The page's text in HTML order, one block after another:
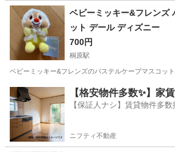
長野 長野市 桐原駅 おもちゃ 星の
ベビーミッキー&フレンズ
ット デール ディズニー
700円
桐原駅
ベビーミッキー&フレンズのパステルケープマスコッ
長野 長野市 桐原駅 おもちゃ
【格安物件多数✨】家
【保証人ナシ】賃貸物件多数
ニフティ不動産